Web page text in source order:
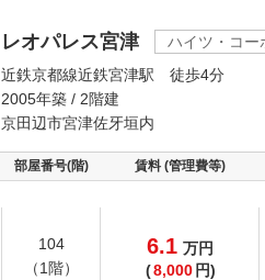
レオパレス宮津
ハイツ・コー
近鉄京都線近鉄宮津駅 徒歩4分
2005年築 / 2階建
京田辺市宮津佐牙垣内
部屋番号(階) 賃料 (管理費等)
104
（1階）
6.1 万円
(8,000 円)